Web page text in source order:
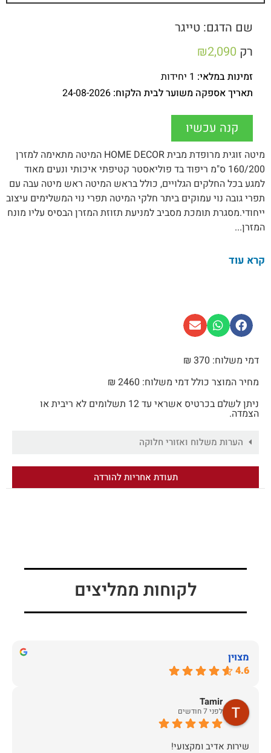
שם הדגם: טייגר
רק
₪2,090
זמינות במלאי: 1 יחידות
תאריך אספקה משוער לבית הלקוח: 24-08-2026
קנה עכשיו
מיטה זוגית מרופדת מבית HOME DECOR המיטה מתאימה למזרן
160/200 ס"מ ריפוד בד פוליאסטר קטיפתי איכותי ונעים מאוד
למגע בכל החלקים הגלויים, כולל בראש המיטה ראש מיטה עבה עם
תפרי גובה נוי עמוקים ביתר חלקי המיטה תפרי נוי המשלימים עיצוב
ייחודי.מסגרת תומכת מסביב למניעת תזוזת המזרן הבסיס עליו מונח
המזרן...
קרא עוד
דמי משלוח: 370 ₪
מחיר המוצר כולל דמי משלוח: 2460 ₪
ניתן לשלם בכרטיס אשראי עד 12 תשלומים לא ריבית או
הצמדה.
הערות משלוח ואזורי חלוקה
תעודת אחריות להורדה
לקוחות ממליצים
מצוין
4.6
Tamir
לפני 7 חודשים